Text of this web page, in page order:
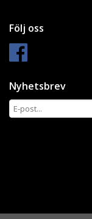
Följ oss
Nyhetsbrev